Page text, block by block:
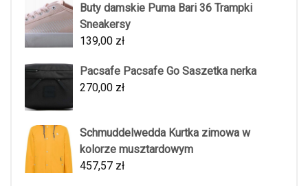
Buty damskie Puma Bari 36 Trampki
Sneakersy
139,00 zł
Pacsafe Pacsafe Go Saszetka nerka
270,00 zł
Schmuddelwedda Kurtka zimowa w
kolorze musztardowym
457,57 zł